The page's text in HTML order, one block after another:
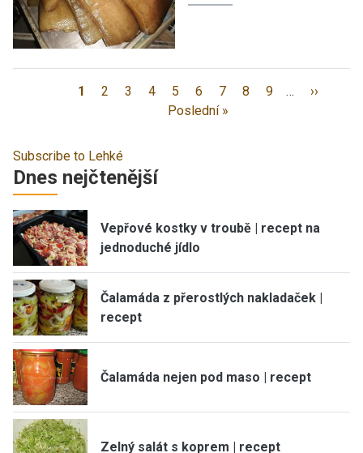
1 2 3 4 5 6 7 8 9 …
››
Poslední »
Subscribe to Lehké
Dnes nejčtenější
Vepřové kostky v troubě | recept na
jednoduché jídlo
Čalamáda z přerostlých nakladaček |
recept
Čalamáda nejen pod maso | recept
Zelný salát s koprem | recept